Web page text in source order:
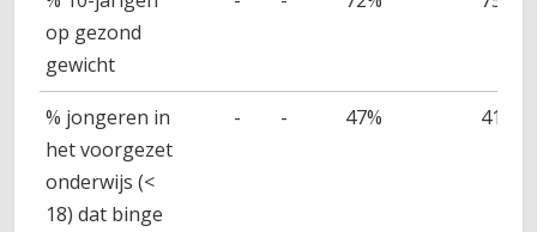
op gezond
gewicht
% jongeren in
het voorgezet
onderwijs (<
18) dat binge
- - 47% 41%